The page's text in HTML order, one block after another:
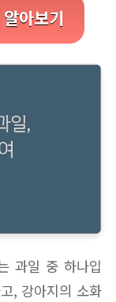
아보기
과일 중 하나입
, 강아지의 소화